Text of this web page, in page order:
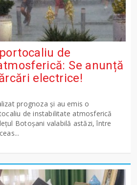
de
Se anunță
electrice!
prognoza și au emis o
de instabilitate atmosferică
Botoșani valabilă astăzi, între